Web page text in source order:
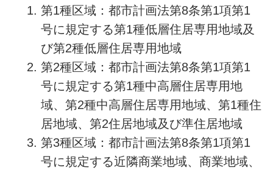
第1種区域：都市計画法第8条第1項第1
号に規定する第1種低層住居専用地域及
び第2種低層住居専用地域
第2種区域：都市計画法第8条第1項第1
号に規定する第1種中高層住居専用地
域、第2種中高層住居専用地域、第1種住
居地域、第2住居地域及び準住居地域
第3種区域：都市計画法第8条第1項第1
号に規定する近隣商業地域、商業地域、